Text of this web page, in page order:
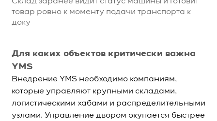
товар ровно к моменту подачи транспорта к
доку
Для каких объектов критически важна
YMS
Внедрение YMS необходимо компаниям,
которые управляют крупными складами,
логистическими хабами и распределительными
узлами. Управление двором окупается быстрее